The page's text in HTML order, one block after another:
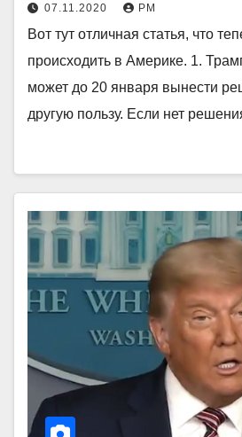
07.11.2020 РМ
Вот тут отличная статья, что
происходить в Америке. 1.
может до 20 января вынести
другую пользу. Если нет